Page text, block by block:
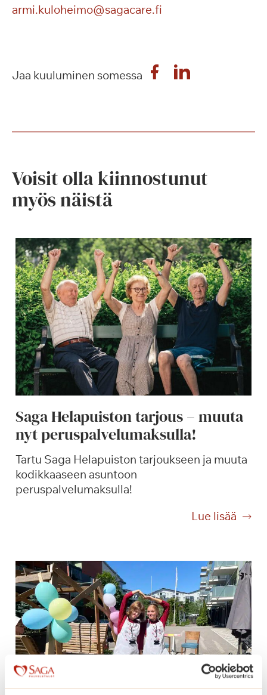
armi.kuloheimo@sagacare.fi
Jaa kuuluminen somessa
Voisit olla kiinnostunut
myös näistä
Saga Helapuiston tarjous – muuta
nyt peruspalvelumaksulla!
Tartu Saga Helapuiston tarjoukseen ja muuta
kodikkaaseen asuntoon
peruspalvelumaksulla!
Lue lisää
S
a
e
l
a
p
u